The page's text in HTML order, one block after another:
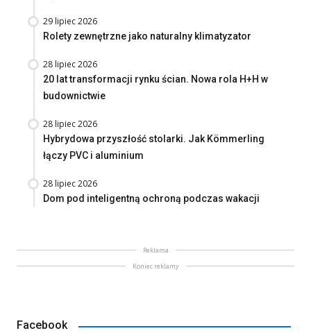
29 lipiec 2026
Rolety zewnętrzne jako naturalny klimatyzator
28 lipiec 2026
20 lat transformacji rynku ścian. Nowa rola H+H w
budownictwie
28 lipiec 2026
Hybrydowa przyszłość stolarki. Jak Kömmerling
łączy PVC i aluminium
28 lipiec 2026
Dom pod inteligentną ochroną podczas wakacji
Reklama
Koniec reklamy
Facebook